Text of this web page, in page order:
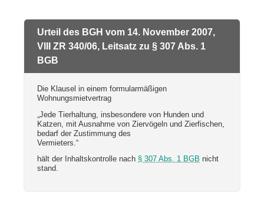
Urteil des BGH vom 14. November 2007,
VIII ZR 340/06, Leitsatz zu § 307 Abs. 1
BGB
Die Klausel in einem formularmäßigen
Wohnungsmietvertrag
„Jede Tierhaltung, insbesondere von Hunden und
Katzen, mit Ausnahme von Ziervögeln und Zierfischen,
bedarf der Zustimmung des
Vermieters.“
hält der Inhaltskontrolle nach § 307 Abs. 1 BGB nicht
stand.